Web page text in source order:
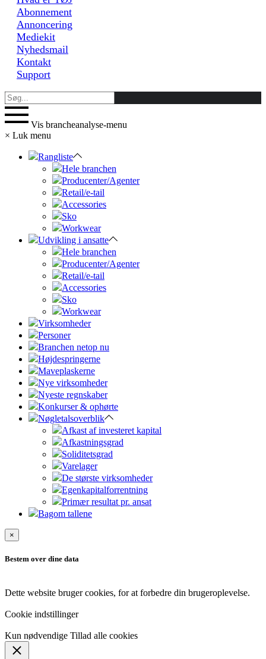
Abonnement
Annoncering
Mediekit
Nyhedsmail
Kontakt
Support
Vis brancheanalyse-menu
× Luk menu
Rangliste
Hele branchen
Producenter/Agenter
Retail/e-tail
Accessories
Sko
Workwear
Udvikling i ansatte
Hele branchen
Producenter/Agenter
Retail/e-tail
Accessories
Sko
Workwear
Virksomheder
Personer
Branchen netop nu
Højdespringerne
Maveplaskerne
Nye virksomheder
Nyeste regnskaber
Konkurser & ophørte
Nøgletalsoverblik
Afkast af investeret kapital
Afkastningsgrad
Soliditetsgrad
Varelager
De største virksomheder
Egenkapitalforrentning
Primær resultat pr. ansat
Bagom tallene
×
Bestem over dine data
Dette website bruger cookies, for at forbedre din brugeroplevelse.
Cookie indstillinger
Kun nødvendige Tillad alle cookies